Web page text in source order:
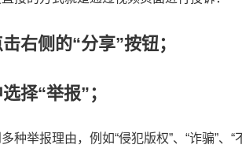
右侧的“分享”按钮；
择“举报”；
举报理由，例如“侵犯版权”、“诈骗”、“